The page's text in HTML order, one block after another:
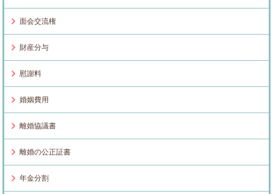
面会交流権
財産分与
慰謝料
婚姻費用
離婚協議書
離婚の公正証書
年金分割